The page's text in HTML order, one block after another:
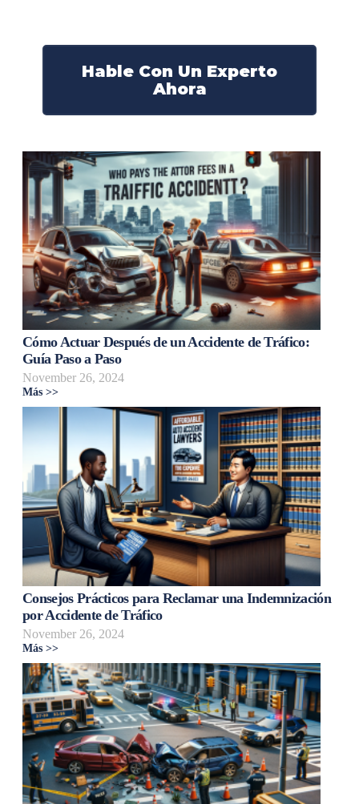
Hable Con Un Experto
Ahora
Cómo Actuar Después de un Accidente de Tráfico:
Guía Paso a Paso
November 26, 2024
Más >>
Consejos Prácticos para Reclamar una Indemnización
por Accidente de Tráfico
November 26, 2024
Más >>